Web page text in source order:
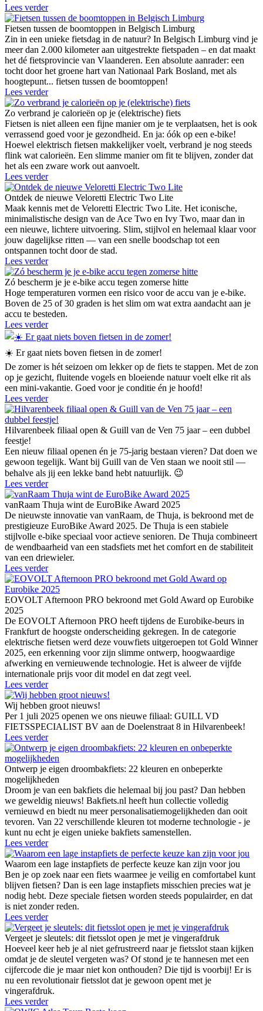
Lees verder
Fietsen tussen de boomtoppen in Belgisch Limburg
Zin in een unieke fietsdag in de natuur? In Belgisch Limburg vind je
meer dan 2.000 kilometer aan uitgestrekte fietspaden – en dat maakt
het dé fietsprovincie van Vlaanderen. Een absolute aanrader: een
tocht door het groene hart van Nationaal Park Bosland, met als
hoogtepunt... fietsen tussen de boomtoppen!
Lees verder
Zo verbrand je calorieën op je (elektrische) fiets
Fietsen is niet alleen een fijne manier om je te verplaatsen, het is ook
verrassend goed voor je gezondheid. En ja: óók op een e-bike!
Hoewel elektrisch fietsen makkelijker voelt, verbrand je nog steeds
flink wat calorieën. Een slimme manier om fit te blijven, zonder dat
het als een zware work out aanvoelt.
Lees verder
Ontdek de nieuwe Veloretti Electric Two Lite
Maak kennis met de Veloretti Electric Two Lite. Het iconische,
minimalistische design van de Ace Two en Ivy Two, maar dan in
een nieuwe, lichtere uitvoering. Slim, stijlvol en helemaal klaar voor
jouw dagelijkse ritten — van een snelle boodschap tot een
ontspannen tocht door de stad.
Lees verder
Zó bescherm je je e-bike accu tegen zomerse hitte
Hoge temperaturen vormen een risico voor de accu van je e-bike.
Boven de 25 of 30 graden is het slim om wat extra aandacht aan je
accu te besteden.
Lees verder
☀️ Er gaat niets boven fietsen in de zomer!
De zomer is hét seizoen om lekker op de fiets te stappen. Met de zon
op je gezicht, fluitende vogels en bloeiende natuur voelt elke rit als
een mini-vakantie. Goed voor je conditie én je hoofd!
Lees verder
Hilvarenbeek filiaal open & Guill van de Ven 75 jaar – een dubbel
feestje!
Een nieuw filiaal openen én je 75-jarig bestaan vieren? Dat doen we
gewoon tegelijk. Want bij Guill van de Ven staan we nooit stil —
behalve als jij een lekke band hebt natuurlijk. 😉
Lees verder
vanRaam Thuja wint de EuroBike Award 2025
De nieuwste innovatie van vanRaam, de Thuja, is bekroond met de
prestigieuze EuroBike Award 2025. De Thuja is een stabiele
stijlvolle e-bike speciaal voor actieve senioren. De Thuja combineert
de wendbaarheid van een stadsfiets met het comfort en de stabiliteit
van een driewieler.
Lees verder
EOVOLT Afternoon PRO bekroond met Gold Award op Eurobike
2025
De EOVOLT Afternoon PRO heeft tijdens de Eurobike-beurs in
Frankfurt de hoogste onderscheiding gekregen. In de categorie
elektrische fietsen werd deze vouwfiets uitgeroepen tot Gold Winner
2025, een erkenning voor zijn slimme ontwerp, hoogwaardige
afwerking en vernieuwende technologie. Het is alweer de vijfde
internationale prijs voor dit model en dat zegt veel.
Lees verder
Wij hebben groot nieuws!
Per 1 juli 2025 openen we ons nieuwe filiaal: GUILL VD
FIETSSPECIALIST BV aan de Doelenstraat 8 in Hilvarenbeek!
Lees verder
Ontwerp je eigen droombakfiets: 22 kleuren en onbeperkte
mogelijkheden
Droom je van een bakfiets die helemaal bij jou past? Dan hebben
we geweldig nieuws! Bakfiets.nl heeft hun collectie volledig
vernieuwd en biedt nu meer personalisatiemogelijkheden dan ooit
tevoren. Van 22 verschillende kleuren tot moderne technologie - je
kunt nu echt je eigen unieke bakfiets samenstellen.
Lees verder
Waarom een lage instapfiets de perfecte keuze kan zijn voor jou
Ben je op zoek naar een fiets waarmee je veilig en comfortabel kunt
blijven fietsen? Dan is een lage instapfiets misschien precies wat je
nodig hebt. Deze speciale fietsen worden steeds populairder, en dat
is niet zonder reden.
Lees verder
Vergeet je sleutels: dit fietsslot open je met je vingerafdruk
Hoeveel keer heb je al niet gefrustreerd naar je fietsslot staan kijken
omdat je de sleutel vergeten was? Of stond je te hannesen met een
cijfercode die je maar niet kon onthouden? Die tijd is voorbij! Er is
nu een revolutionair fietsslot dat je gewoon opent met je
vingerafdruk.
Lees verder